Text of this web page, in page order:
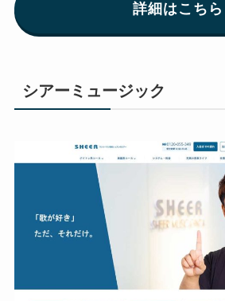
詳細はこちら
シアーミュージック